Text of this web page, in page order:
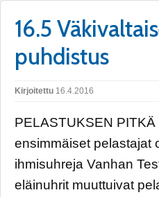
16.5
puhdistus
Kirjoitettu 16.4.2016
PELASTUKSEN
ensimmäiset pelastajat
ihmisuhreja Vanhan
eläinuhrit muuttuivat